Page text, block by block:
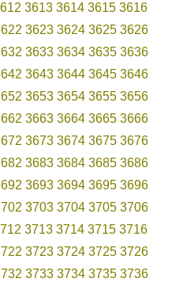
3613 3614 3615 3616
3623 3624 3625 3626
3633 3634 3635 3636
3643 3644 3645 3646
3653 3654 3655 3656
3663 3664 3665 3666
3673 3674 3675 3676
3683 3684 3685 3686
3693 3694 3695 3696
3703 3704 3705 3706
3713 3714 3715 3716
3723 3724 3725 3726
3733 3734 3735 3736